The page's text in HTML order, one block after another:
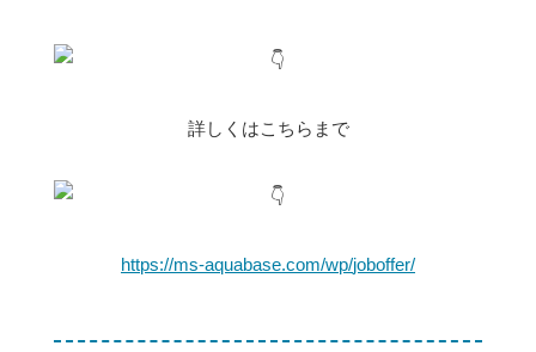
詳しくはこちらまで
https://ms-aquabase.com/wp/joboffer/